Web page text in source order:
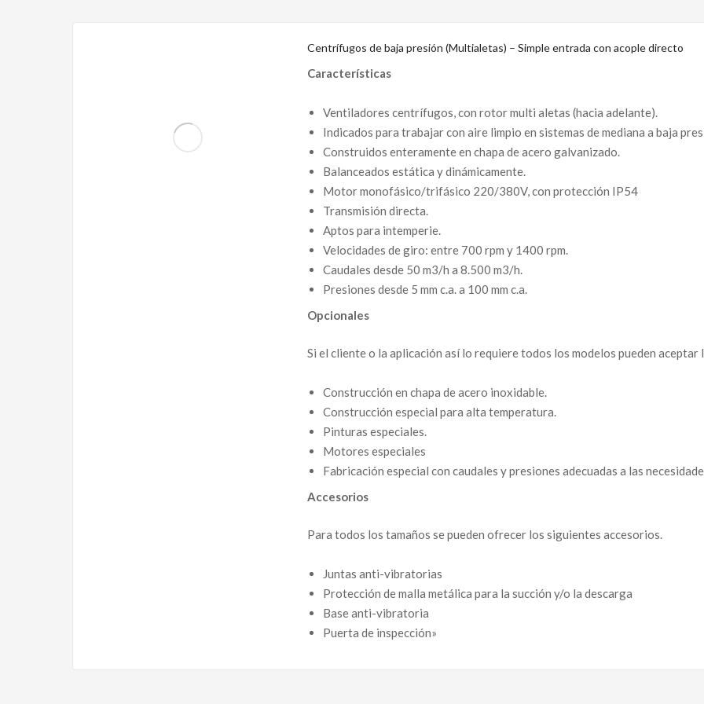
Centrífugos de baja presión (Multialetas) – Simple entrada con acople directo
Características
Ventiladores centrífugos, con rotor multi aletas (hacia adelante).
Indicados para trabajar con aire limpio en sistemas de mediana a baja
Construidos enteramente en chapa de acero galvanizado.
Balanceados estática y dinámicamente.
Motor monofásico/trifásico 220/380V, con protección IP54
Transmisión directa.
Aptos para intemperie.
Velocidades de giro: entre 700 rpm y 1400 rpm.
Caudales desde 50 m3/h a 8.500 m3/h.
Presiones desde 5 mm c.a. a 100 mm c.a.
Opcionales
Si el cliente o la aplicación así lo requiere todos los modelos pueden
Construcción en chapa de acero inoxidable.
Construcción especial para alta temperatura.
Pinturas especiales.
Motores especiales
Fabricación especial con caudales y presiones adecuadas a las
Accesorios
Para todos los tamaños se pueden ofrecer los siguientes accesorios.
Juntas anti-vibratorias
Protección de malla metálica para la succión y/o la descarga
Base anti-vibratoria
Puerta de inspección»